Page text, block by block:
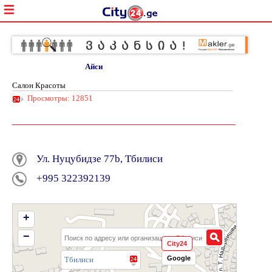
Айси
Салон Красоты
Просмотры: 12851
Ул. Hуцубидзе 77b, Тбилиси
+995 322392139
Тбилиси
+
−
City24
Google